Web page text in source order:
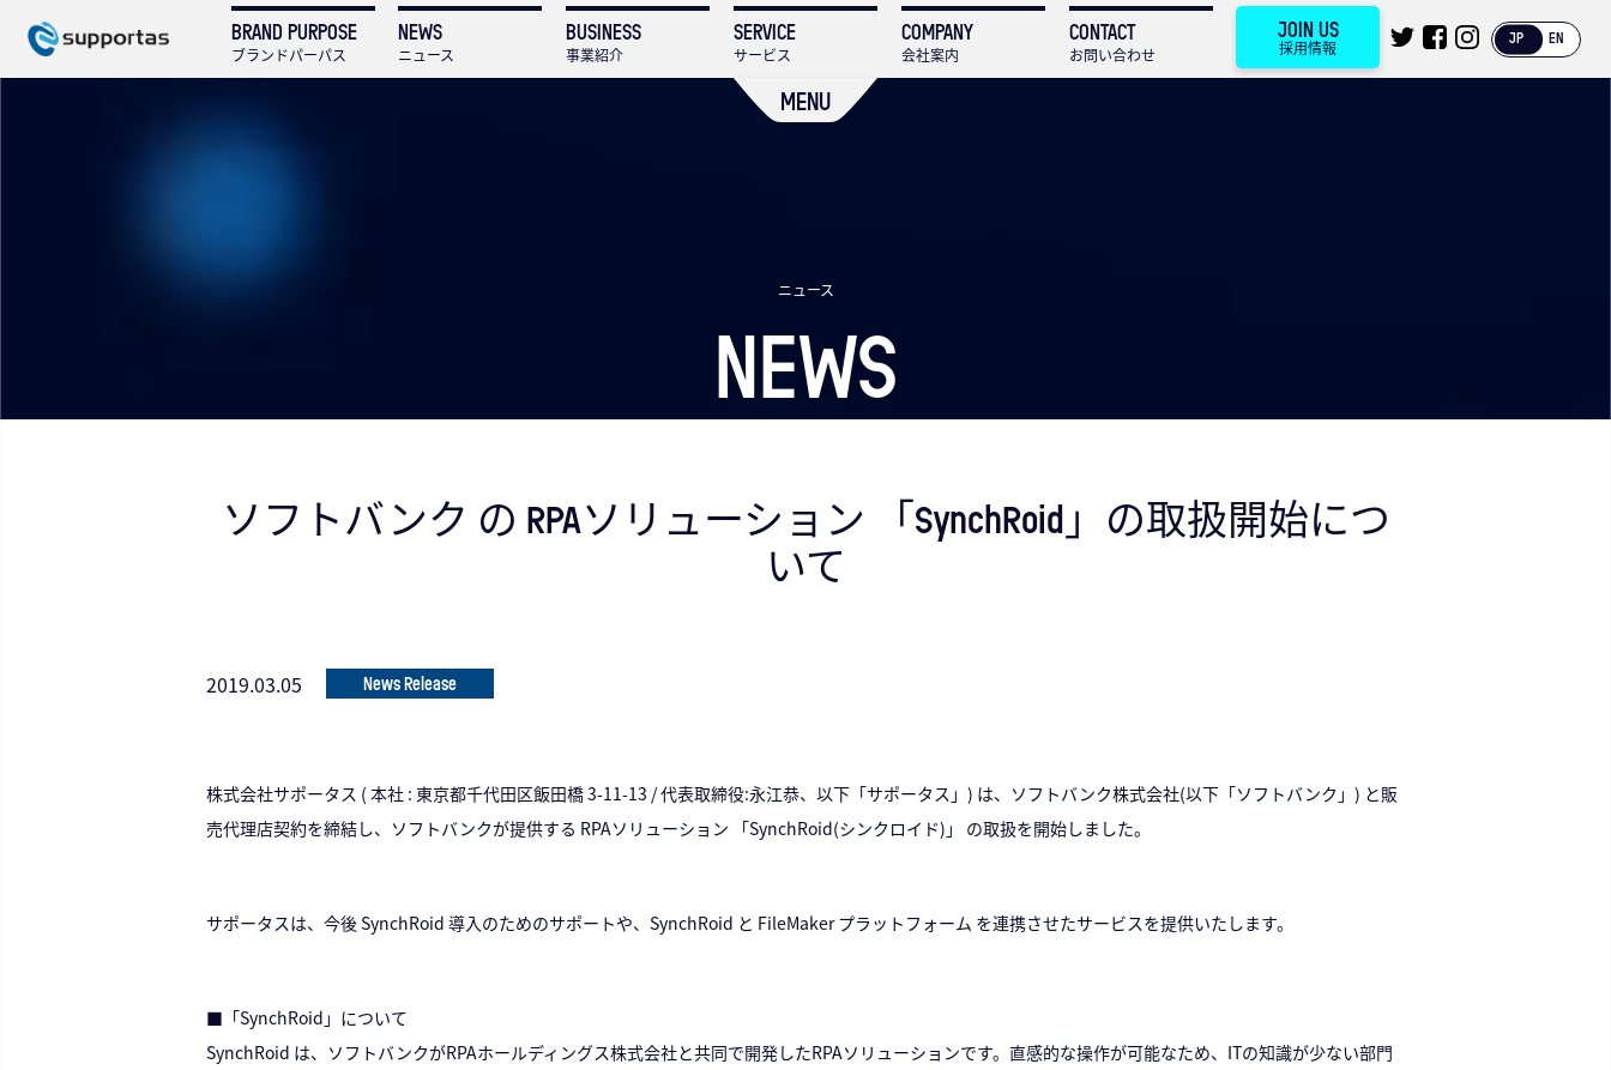
BRAND PURPOSE
ブランドパーパス
NEWS
ニュース
BUSINESS
事業紹介
SERVICE
サービス
COMPANY
会社案内
CONTACT
お問い合わせ
JOIN US
採用情報
JP EN
MENU
ニュース
NEWS
ソフトバンク の RPAソリューション 「SynchRoid」の取扱開始につ
いて
2019.03.05 News Release
株式会社サポータス ( 本社 : 東京都千代田区飯田橋 3-11-13 / 代表取締役:永江恭、以下「サポータス」) は、ソフトバンク株式会社(以下「ソフトバンク」) と販
売代理店契約を締結し、ソフトバンクが提供する RPAソリューション 「SynchRoid(シンクロイド)」 の取扱を開始しました。
サポータスは、今後 SynchRoid 導入のためのサポートや、SynchRoid と FileMaker プラットフォーム を連携させたサービスを提供いたします。
■「SynchRoid」について
SynchRoid は、ソフトバンクがRPAホールディングス株式会社と共同で開発したRPAソリューションです。直感的な操作が可能なため、ITの知識が少ない部門